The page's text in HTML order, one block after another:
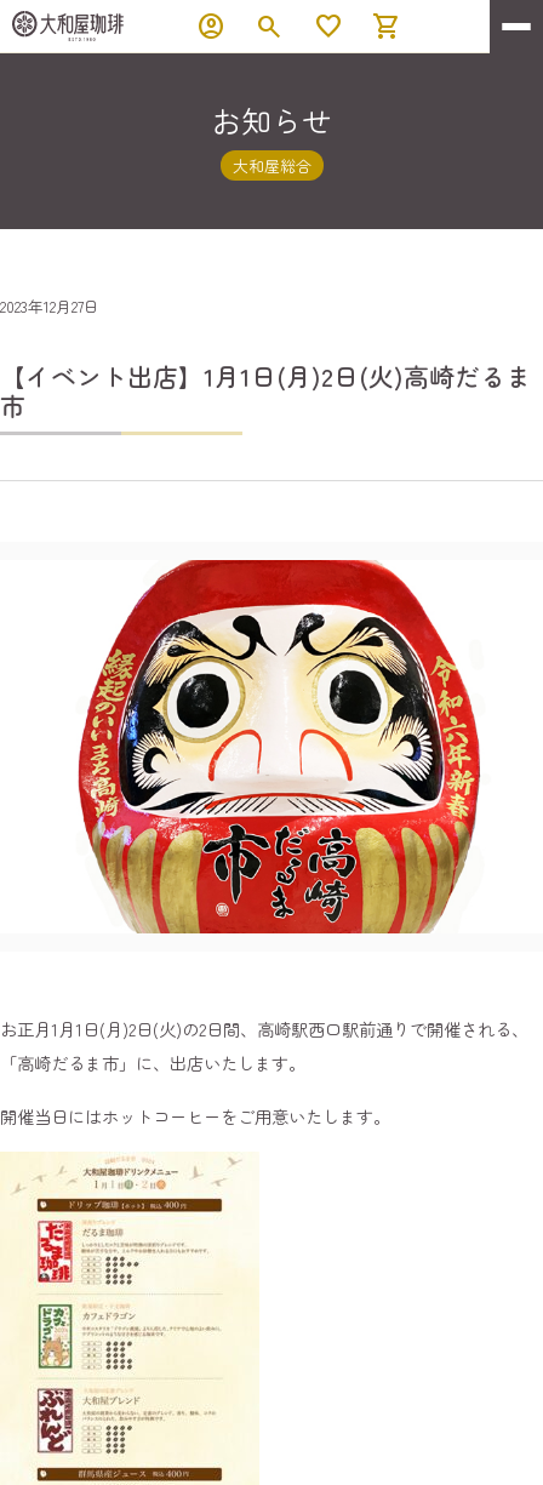
account_circle search favorite shopping_cart
お知らせ
大和屋総合
2023年12月27日
【イベント出店】1月1日(月)2日(火)高崎だるま
市
お正月1月1日(月)2日(火)の2日間、高崎駅西口駅前通りで開催される、
「高崎だるま市」に、出店いたします。
開催当日にはホットコーヒーをご用意いたします。